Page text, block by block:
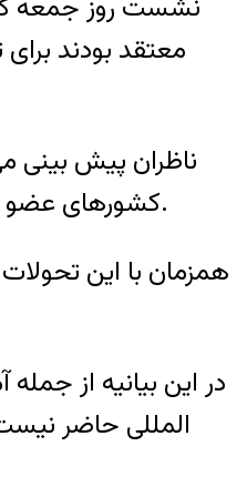
نشست روز جمعه
ناظران پیش بینی
کشورهای عضو اتحادیه اروپا را چنان ناراحت کرده که به احتمال زیاد در نشست امروز خود روند تحریم های تازه تر را سرعت خواهند بخشید.
در این بیانیه از
المللی حاضر